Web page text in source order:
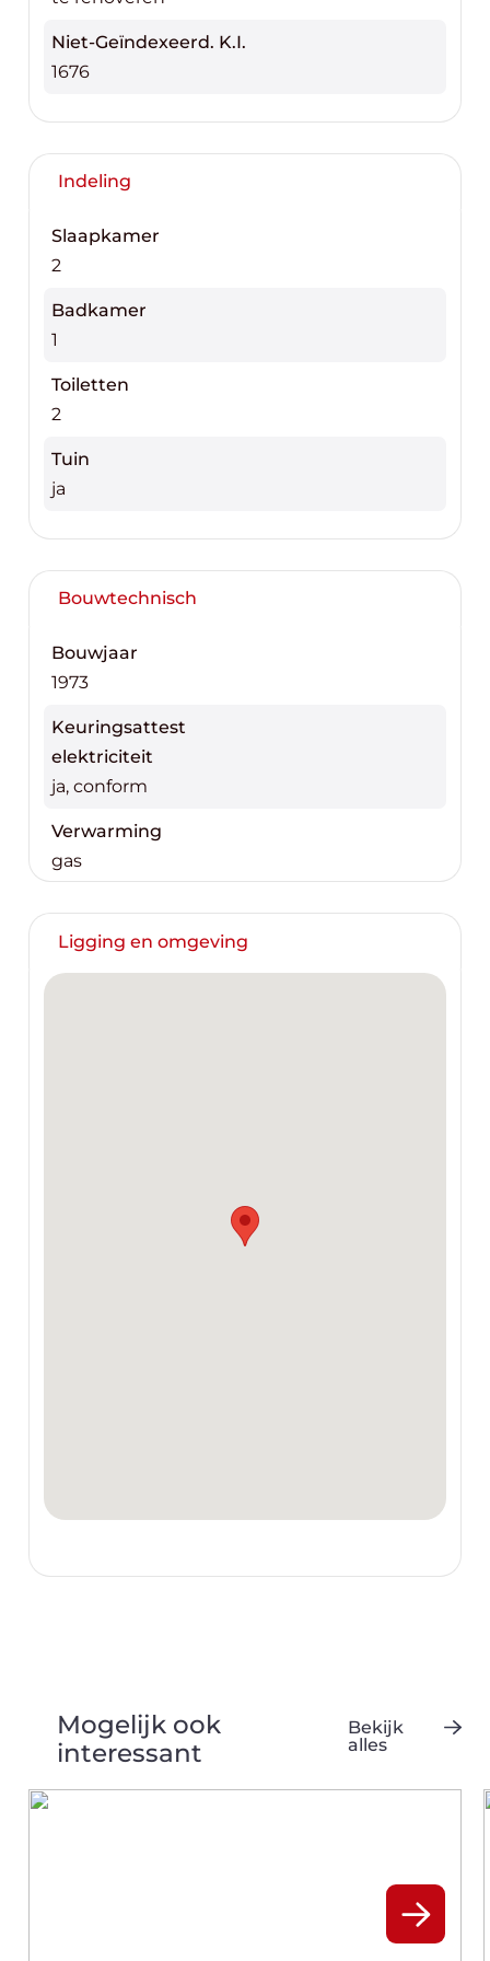
Niet-Geïndexeerd. K.I.
1676
Indeling
Slaapkamer
2
Badkamer
1
Toiletten
2
Tuin
ja
Bouwtechnisch
Bouwjaar
1973
Keuringsattest
elektriciteit
ja, conform
Verwarming
gas
Ligging en omgeving
Mogelijk ook
interessant
Bekijk
alles